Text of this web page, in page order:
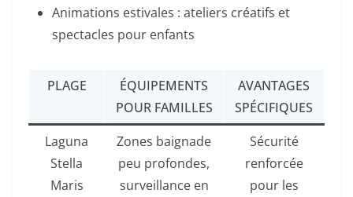
Animations estivales : ateliers créatifs et
spectacles pour enfants
PLAGE
ÉQUIPEMENTS
POUR FAMILLES
AVANTAGES
SPÉCIFIQUES
Laguna
Stella
Maris
Zones baignade
peu profondes,
surveillance en
Sécurité
renforcée
pour les